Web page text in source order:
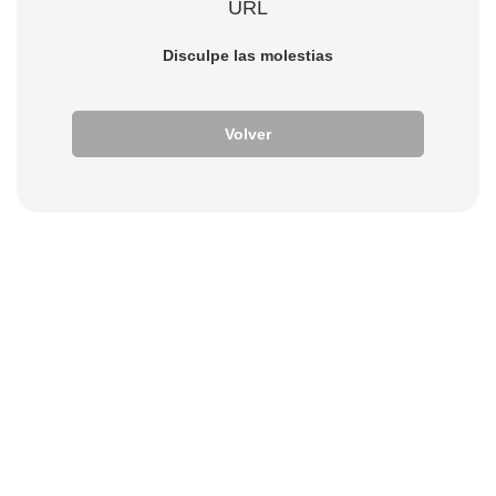
URL
Disculpe las molestias
Volver